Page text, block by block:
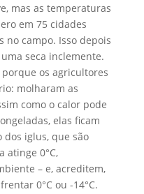
mas as temperaturas
em 75 cidades
no campo. Isso depois
seca inclemente.
os agricultores
molharam as
como o calor pode
elas ficam
iglus, que são
atinge 0°C,
– e, acreditem,
0°C ou -14°C.